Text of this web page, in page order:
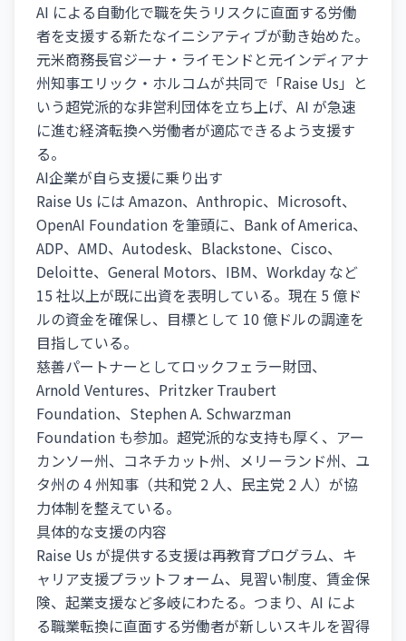
AI による自動化で職を失うリスクに直面する労働
者を支援する新たなイニシアティブが動き始めた。
元米商務長官ジーナ・ライモンドと元インディアナ
州知事エリック・ホルコムが共同で「Raise Us」と
いう超党派的な非営利団体を立ち上げ、AI が急速
に進む経済転換へ労働者が適応できるよう支援す
る。
AI企業が自ら支援に乗り出す
Raise Us には Amazon、Anthropic、Microsoft、
OpenAI Foundation を筆頭に、Bank of America、
ADP、AMD、Autodesk、Blackstone、Cisco、
Deloitte、General Motors、IBM、Workday など
15 社以上が既に出資を表明している。現在 5 億ド
ルの資金を確保し、目標として 10 億ドルの調達を
目指している。
慈善パートナーとしてロックフェラー財団、
Arnold Ventures、Pritzker Traubert
Foundation、Stephen A. Schwarzman
Foundation も参加。超党派的な支持も厚く、アー
カンソー州、コネチカット州、メリーランド州、ユ
タ州の 4 州知事（共和党 2 人、民主党 2 人）が協
力体制を整えている。
具体的な支援の内容
Raise Us が提供する支援は再教育プログラム、キ
ャリア支援プラットフォーム、見習い制度、賃金保
険、起業支援など多岐にわたる。つまり、AI によ
る職業転換に直面する労働者が新しいスキルを習得